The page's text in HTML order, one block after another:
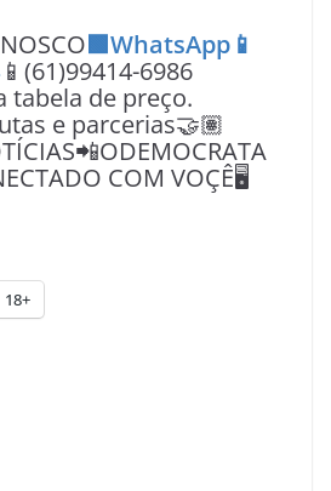
🟩WhatsApp📱
📱(61)99414-6986
tabela de preço.
e parcerias🤝🏽
COM VOÇÊ🖥️
18+